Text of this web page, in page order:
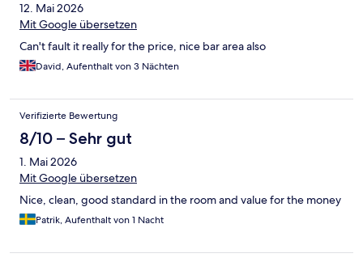
12. Mai 2026
Mit Google übersetzen
Can't fault it really for the price, nice bar area also
David, Aufenthalt von 3 Nächten
Verifizierte Bewertung
8/10 – Sehr gut
1. Mai 2026
Mit Google übersetzen
Nice, clean, good standard in the room and value for the money
Patrik, Aufenthalt von 1 Nacht